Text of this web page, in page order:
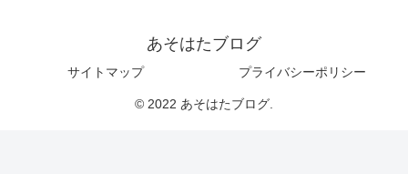
あそはたブログ
サイトマップ プライバシーポリシー
© 2022 あそはたブログ.